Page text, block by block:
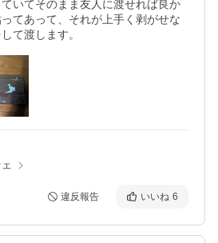
いてそのまま友人に渡せれば良か
てあって、それが上手く剥がせな
て渡します。
違反報告 いいね 6